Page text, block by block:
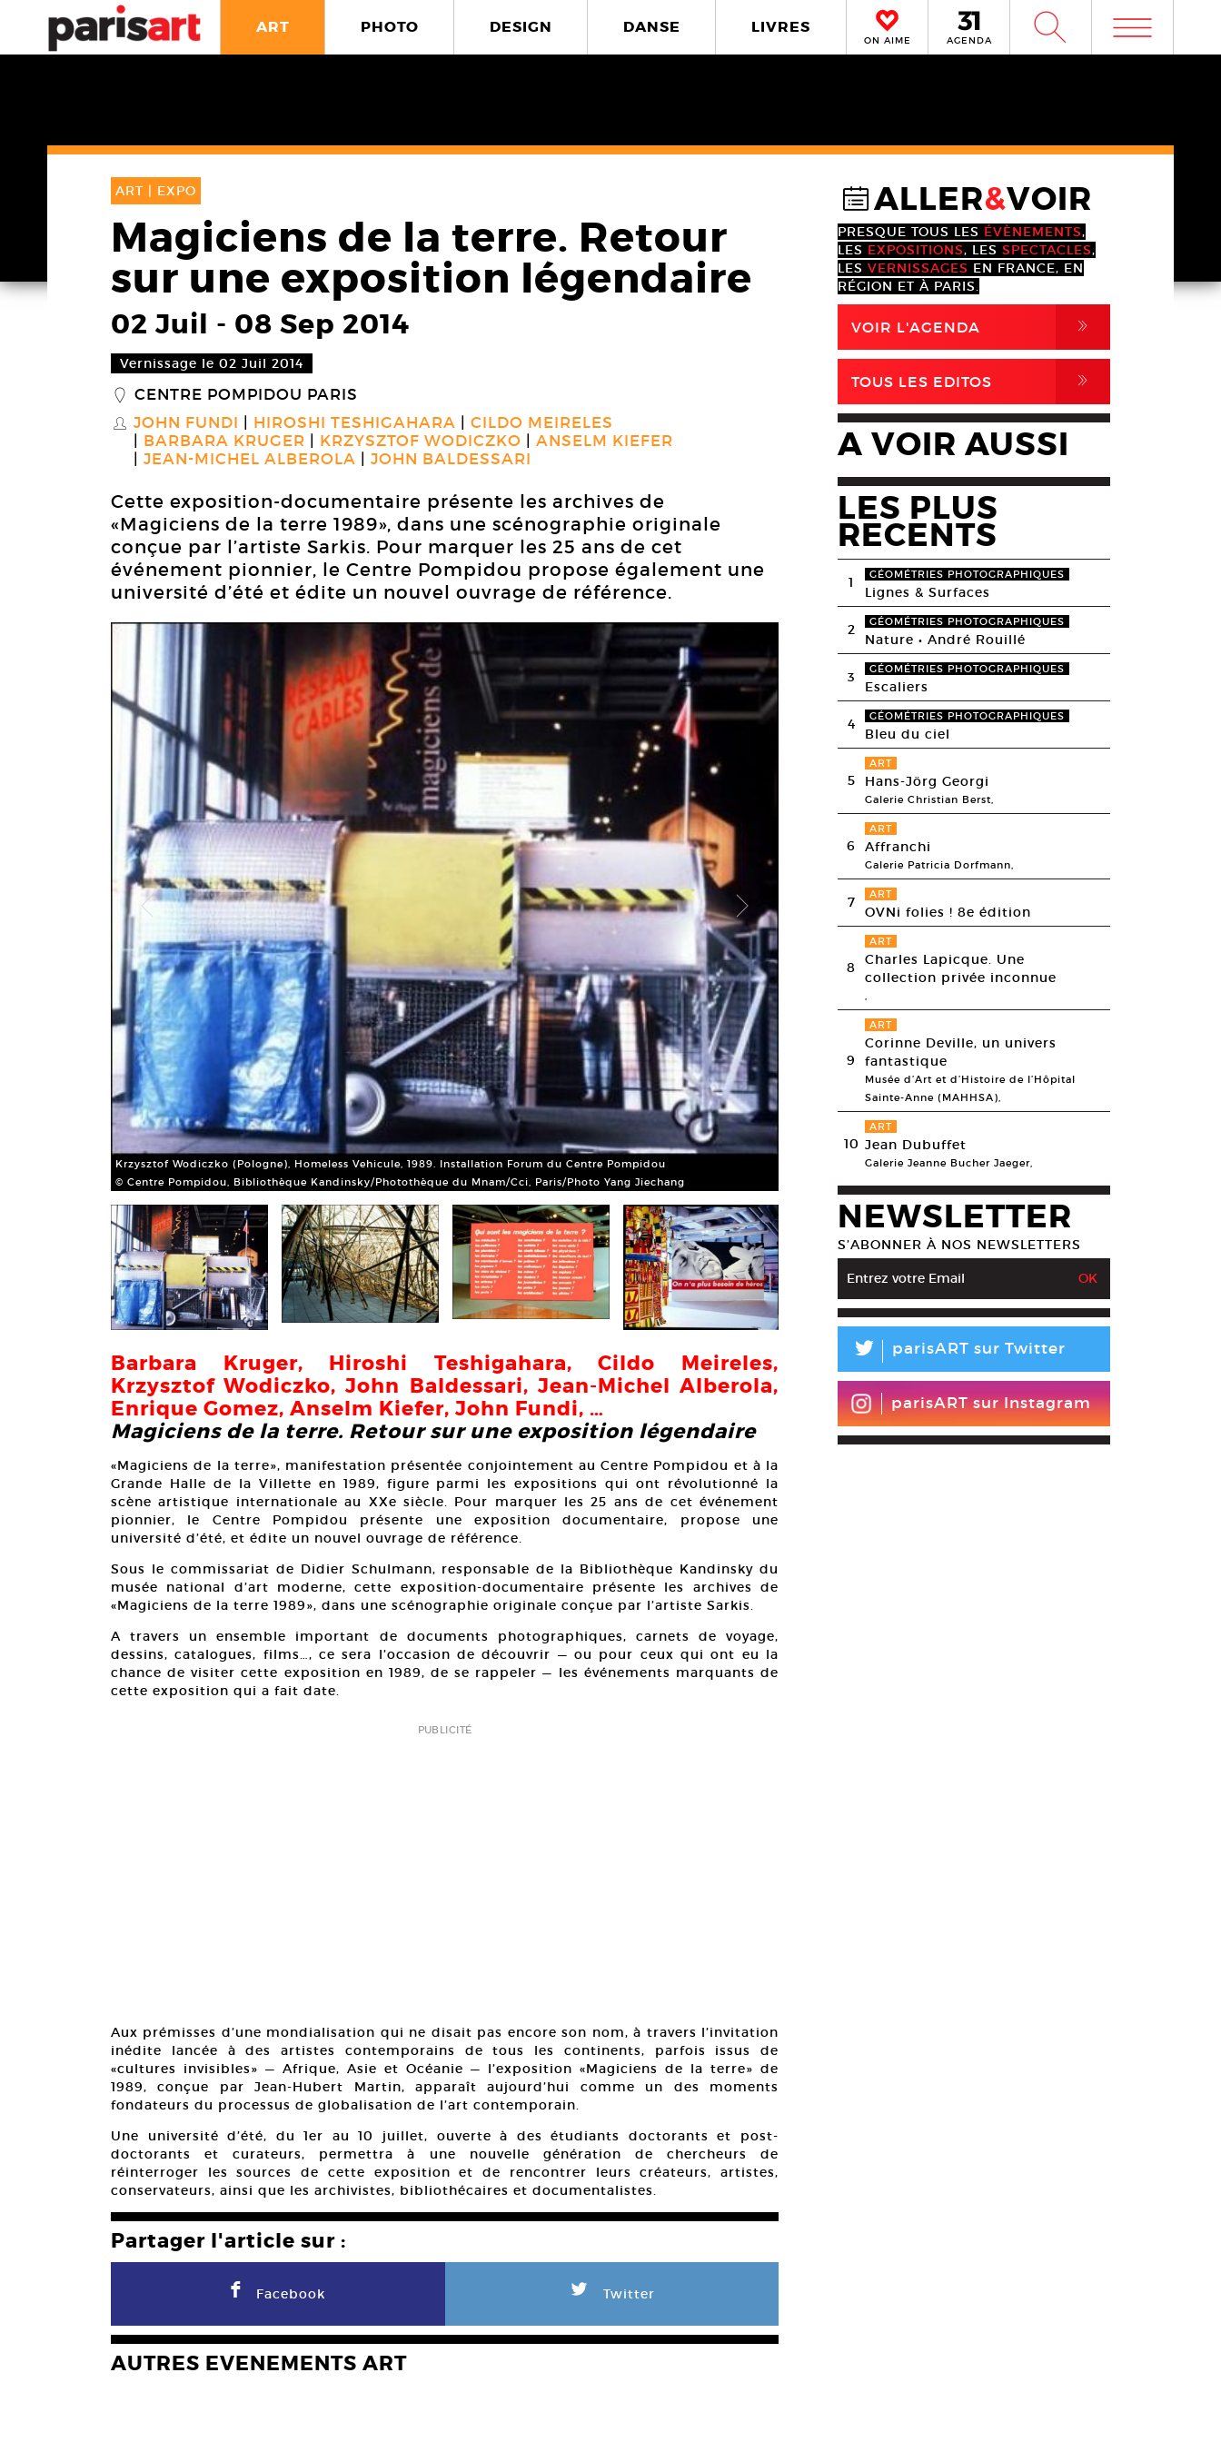
ART PHOTO DESIGN DANSE LIVRES
ON AIME AGENDA W m
ART | EXPO
Magiciens de la terre. Retour
sur une exposition légendaire
02 Juil - 08 Sep 2014
Vernissage le 02 Juil 2014
_ CENTRE POMPIDOU PARIS
S JOHN FUNDI HIROSHI TESHIGAHARA
CILDO MEIRELES
BARBARA KRUGER
KRZYSZTOF WODICZKO
ANSELM KIEFER
JEAN-MICHEL ALBEROLA
JOHN BALDESSARI
Cette exposition-documentaire présente les archives de
«Magiciens de la terre 1989», dans une scénographie originale
conçue par l’artiste Sarkis. Pour marquer les 25 ans de cet
événement pionnier, le Centre Pompidou propose également une
université d’été et édite un nouvel ouvrage de référence.
Krzysztof Wodiczko (Pologne), Homeless Vehicule, 1989. Installation Forum du Centre Pompidou
© Centre Pompidou, Bibliothèque Kandinsky/Photothèque du Mnam/Cci, Paris/Photo Yang Jiechang
Hiroshi Teshigahara (Japon), Passage de bambous, 1989. Installation Centre
© Centre Pompidou, Bibliothèque Kandinsky/Photothèque du Mnam/Cci,
Barbara Kruger, Hiroshi Teshigahara, Cildo Meireles,
Krzysztof Wodiczko, John Baldessari, Jean-Michel Alberola,
Enrique Gomez, Anselm Kiefer, John Fundi, …
Magiciens de la terre. Retour sur une exposition légendaire
«Magiciens de la terre», manifestation présentée conjointement au Centre Pompidou et à la
Grande Halle de la Villette en 1989, figure parmi les expositions qui ont révolutionné la
scène artistique internationale au XXe siècle. Pour marquer les 25 ans de cet événement
pionnier, le Centre Pompidou présente une exposition documentaire, propose une
université d’été, et édite un nouvel ouvrage de référence.
Sous le commissariat de Didier Schulmann, responsable de la Bibliothèque Kandinsky du
musée national d’art moderne, cette exposition-documentaire présente les archives de
«Magiciens de la terre 1989», dans une scénographie originale conçue par l’artiste Sarkis.
A travers un ensemble important de documents photographiques, carnets de voyage,
dessins, catalogues, films…, ce sera l’occasion de découvrir — ou pour ceux qui ont eu la
chance de visiter cette exposition en 1989, de se rappeler — les événements marquants de
cette exposition qui a fait date.
PUBLICITÉ
Aux prémisses d’une mondialisation qui ne disait pas encore son nom, à travers l’invitation
inédite lancée à des artistes contemporains de tous les continents, parfois issus de
«cultures invisibles» — Afrique, Asie et Océanie — l’exposition «Magiciens de la terre» de
1989, conçue par Jean-Hubert Martin, apparaît aujourd’hui comme un des moments
fondateurs du processus de globalisation de l’art contemporain.
Une université d’été, du 1er au 10 juillet, ouverte à des étudiants doctorants et post-
doctorants et curateurs, permettra à une nouvelle génération de chercheurs de
réinterroger les sources de cette exposition et de rencontrer leurs créateurs, artistes,
conservateurs, ainsi que les archivistes, bibliothécaires et documentalistes.
Partager l'article sur :
F Facebook L Twitter
AUTRES EVENEMENTS ART
@ALLER&VOIR
PRESQUE TOUS LES ÉVÈNEMENTS,
LES EXPOSITIONS, LES SPECTACLES,
LES VERNISSAGES EN FRANCE, EN
RÉGION ET À PARIS.
VOIR L'AGENDA ,
TOUS LES EDITOS ,
A VOIR AUSSI
LES PLUS
RECENTS
1 GÉOMÉTRIES PHOTOGRAPHIQUES
Lignes & Surfaces
2 GÉOMÉTRIES PHOTOGRAPHIQUES
Nature • André Rouillé
3 GÉOMÉTRIES PHOTOGRAPHIQUES
Escaliers
4 GÉOMÉTRIES PHOTOGRAPHIQUES
Bleu du ciel
5
ART
Hans-Jörg Georgi
Galerie Christian Berst,
6
ART
Affranchi
Galerie Patricia Dorfmann,
7 ART
OVNi folies ! 8e édition
8
ART
Charles Lapicque. Une
collection privée inconnue
,
9
ART
Corinne Deville, un univers
fantastique
Musée d’Art et d’Histoire de l’Hôpital
Sainte-Anne (MAHHSA),
10
ART
Jean Dubuffet
Galerie Jeanne Bucher Jaeger,
NEWSLETTER
S’ABONNER À NOS NEWSLETTERS
L parisART sur Twitter
parisART sur Instagram